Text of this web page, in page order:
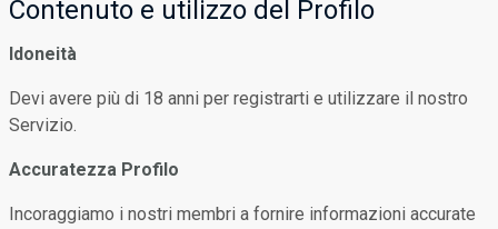
Contenuto e utilizzo del Profilo
Idoneità
Devi avere più di 18 anni per registrarti e utilizzare il nostro
Servizio.
Accuratezza Profilo
Incoraggiamo i nostri membri a fornire informazioni accurate